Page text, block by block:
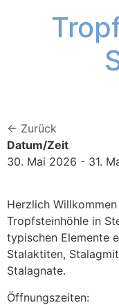
← Zurück
Datum/Zeit
30. Mai 2026 - 31.
Herzlich
Tropfsteinhöhle in
typischen Elemente
Stalaktiten,
Stalagnate.
Öffnungszeiten: